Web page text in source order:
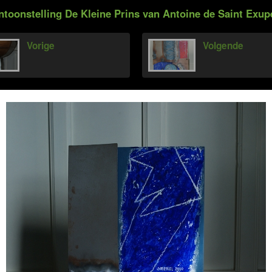
De Kleine Prins van Antoine de Saint
Vorige Volgende